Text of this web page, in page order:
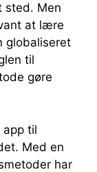
sted. Men
at lære
globaliseret
til
gøre
app til
Med en
har